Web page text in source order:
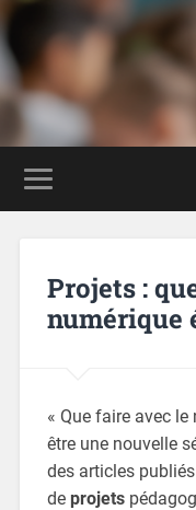
Projets :
numérique
« Que faire avec
être une nouvelle
des articles
de projets